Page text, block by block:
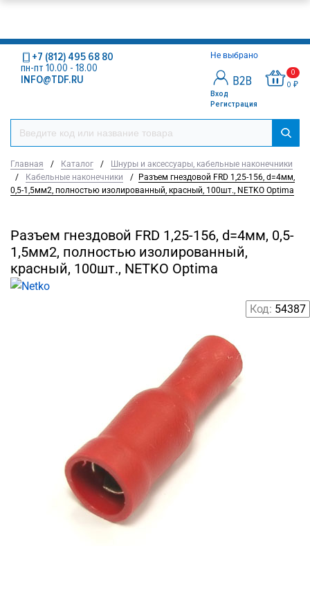
Не выбрано
Вход
Регистрация
0
0 ₽
+7 (812) 495 68 80
пн-пт 10.00 - 18.00
INFO@TDF.RU
Главная / Каталог /
Шнуры и аксессуары, кабельные наконечники
/
Кабельные наконечники /
Разъем гнездовой FRD 1,25-156, d=4мм,
0,5-1,5мм2, полностью изолированный, красный, 100шт., NETKO Optima
Разъем гнездовой FRD 1,25-156, d=4мм, 0,5-
1,5мм2, полностью изолированный,
красный, 100шт., NETKO Optima
Код: 54387